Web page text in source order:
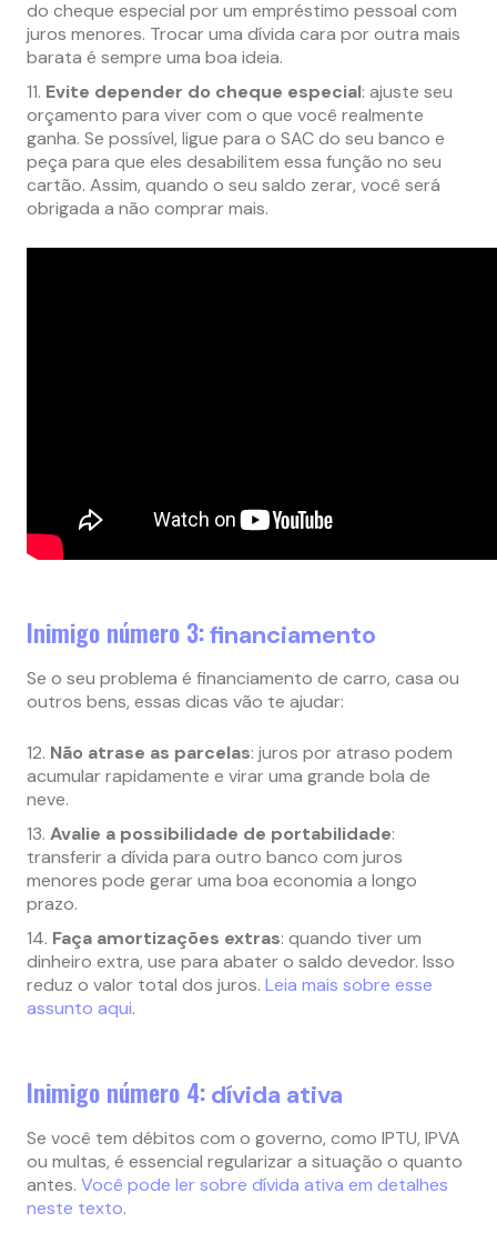
do cheque especial por um empréstimo pessoal com
juros menores. Trocar uma dívida cara por outra mais
barata é sempre uma boa ideia.
Evite depender do cheque especial: ajuste seu
orçamento para viver com o que você realmente
ganha. Se possível, ligue para o SAC do seu banco e
peça para que eles desabilitem essa função no seu
cartão. Assim, quando o seu saldo zerar, você será
obrigada a não comprar mais.
Inimigo número 3:financiamento
Se o seu problema é financiamento de carro, casa ou
outros bens, essas dicas vão te ajudar:
Não atrase as parcelas: juros por atraso podem
acumular rapidamente e virar uma grande bola de
neve.
Avalie a possibilidade de portabilidade:
transferir a dívida para outro banco com juros
menores pode gerar uma boa economia a longo
prazo.
Faça amortizações extras: quando tiver um
dinheiro extra, use para abater o saldo devedor. Isso
reduz o valor total dos juros. Leia mais sobre esse
assunto aqui.
Inimigo número 4: dívida ativa
Se você tem débitos com o governo, como IPTU, IPVA
ou multas, é essencial regularizar a situação o quanto
antes. Você pode ler sobre dívida ativa em detalhes
neste texto.